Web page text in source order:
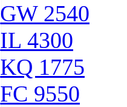
GW 2540
IL 4300
KQ 1775
FC 9550